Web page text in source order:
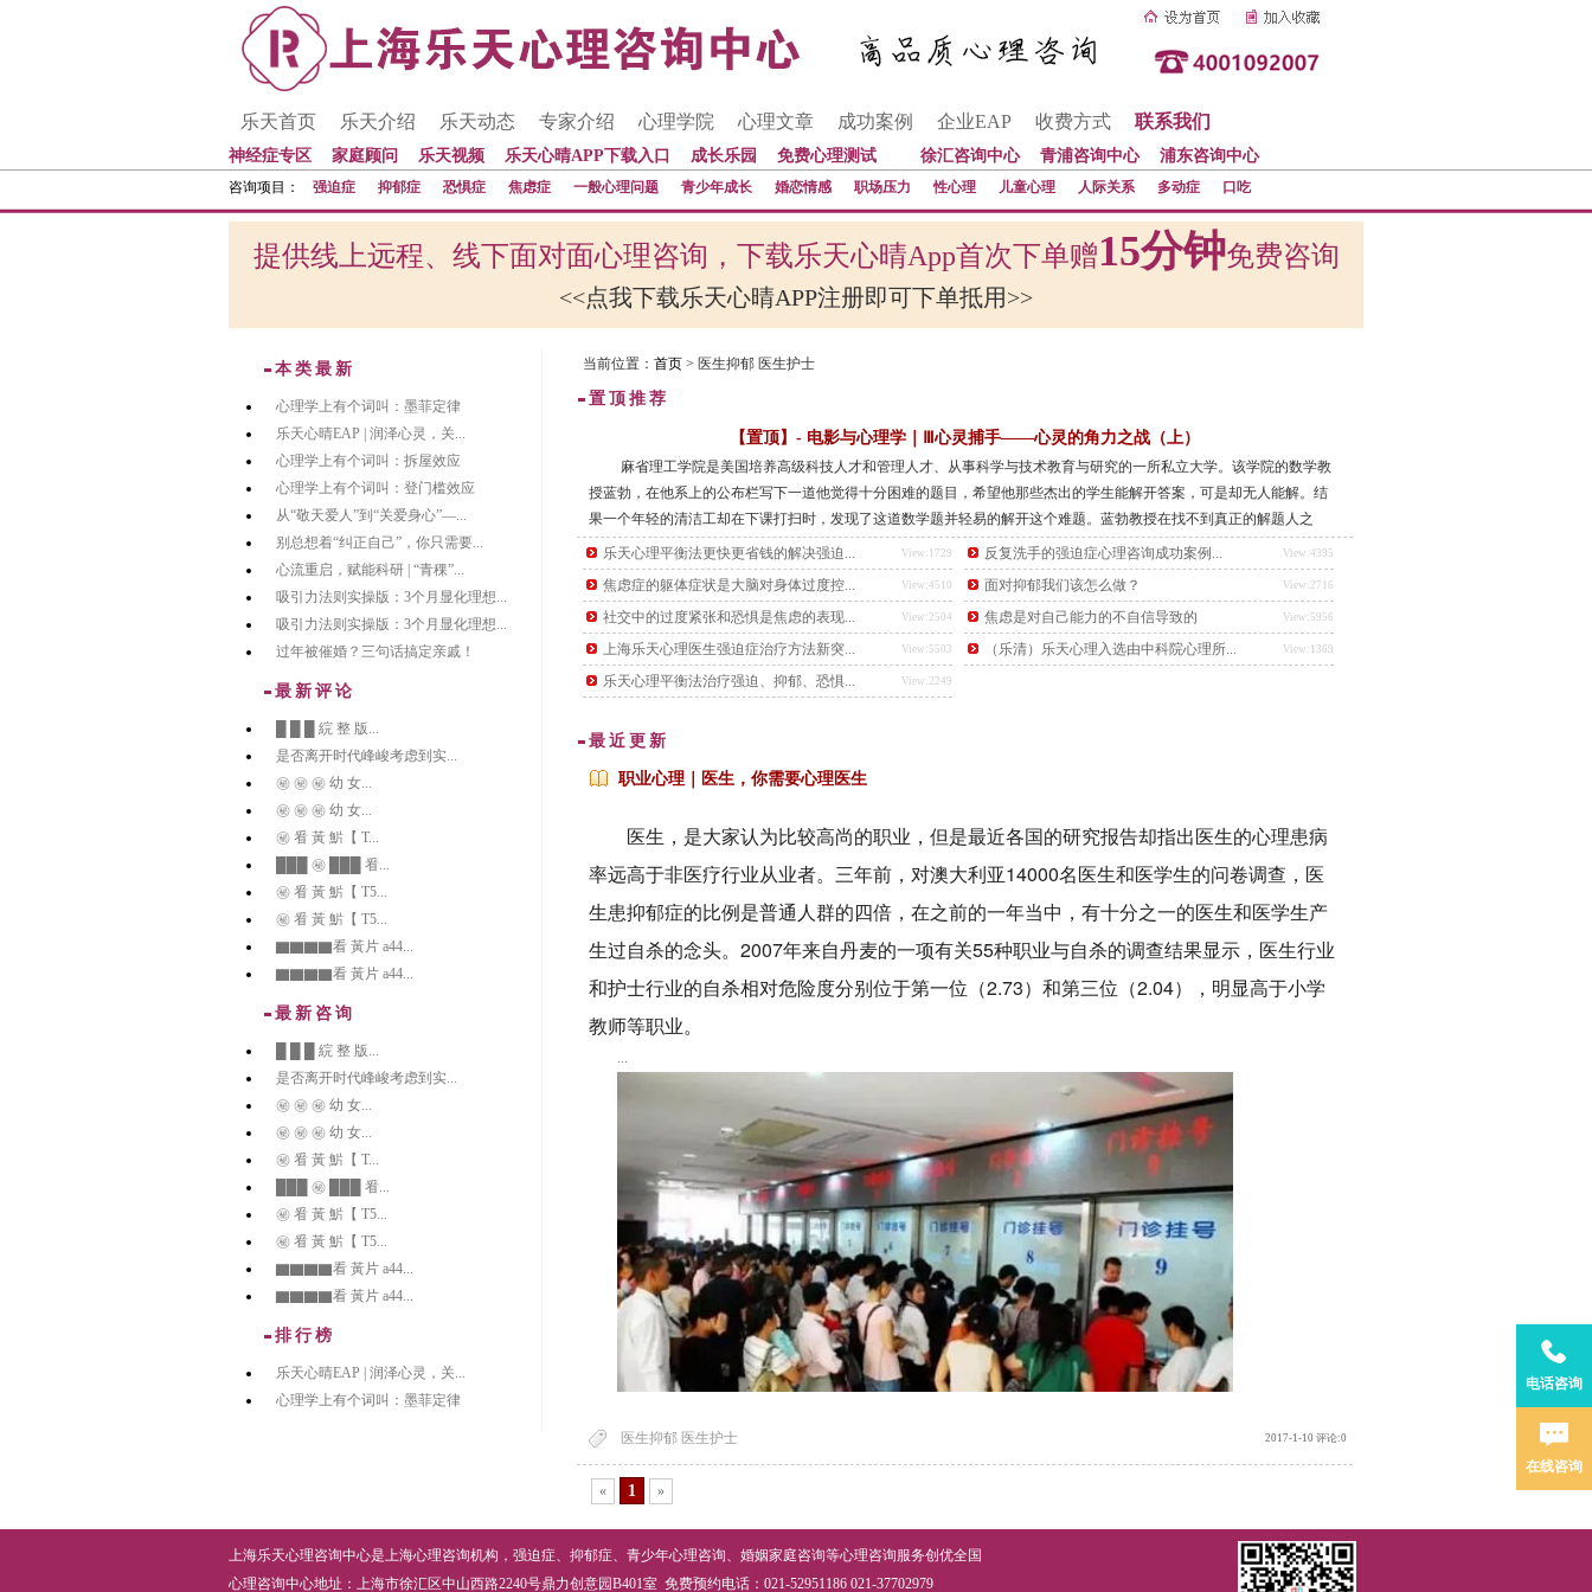
乐天首页 乐天介绍 乐天动态 专家介绍 心理学院 心理文章 成功案例 企业EAP 收费方式 联系我们
神经症专区 家庭顾问 乐天视频 乐天心晴APP下载入口 成长乐园 免费心理测试 徐汇咨询中心 青浦咨询中心 浦东咨询中心
咨询项目： 强迫症 抑郁症 恐惧症 焦虑症 一般心理问题 青少年成长 婚恋情感 职场压力 性心理 儿童心理 人际关系 多动症 口吃
提供线上远程、线下面对面心理咨询，下载乐天心晴App首次下单赠15分钟免费咨询
<<点我下载乐天心晴APP注册即可下单抵用>>
当前位置： 首页 > 医生抑郁 医生护士
置顶推荐
【置顶】- 电影与心理学｜Ⅲ心灵捕手——心灵的角力之战（上）
麻省理工学院是美国培养高级科技人才和管理人才、从事科学与技术教育与研究的一所私立大学。该学院的数学教
授蓝勃，在他系上的公布栏写下一道他觉得十分困难的题目，希望他那些杰出的学生能解开答案，可是却无人能解。结
果一个年轻的清洁工却在下课打扫时，发现了这道数学题并轻易的解开这个难题。蓝勃教授在找不到真正的解题人之
后，又下了另一道更难的题目，要找出这个数学天才。
...
View:1729
乐天心理平衡法更快更省钱的解决强迫... View:4395
反复洗手的强迫症心理咨询成功案例...
View:4510
焦虑症的躯体症状是大脑对身体过度控... View:2716
面对抑郁我们该怎么做？
View:2504
社交中的过度紧张和恐惧是焦虑的表现... View:5956
焦虑是对自己能力的不自信导致的
View:5503
上海乐天心理医生强迫症治疗方法新突... View:1369
（乐清）乐天心理入选由中科院心理所...
View:2249
乐天心理平衡法治疗强迫、抑郁、恐惧...
最近更新
职业心理｜医生，你需要心理医生
医生，是大家认为比较高尚的职业，但是最近各国的研究报告却指出医生的心理患病
率远高于非医疗行业从业者。三年前，对澳大利亚14000名医生和医学生的问卷调查，医
生患抑郁症的比例是普通人群的四倍，在之前的一年当中，有十分之一的医生和医学生产
生过自杀的念头。 2007年来自丹麦的一项有关55种职业与自杀的调查结果显示，医生行业
和护士行业的自杀相对危险度分别位于第一位（2.73）和第三位（2.04），明显高于小学
教师等职业。
...
2017-1-10 评论:0
医生抑郁 医生护士
« 1 »
本类最新
心理学上有个词叫：墨菲定律
乐天心晴EAP | 润泽心灵，关...
心理学上有个词叫：拆屋效应
心理学上有个词叫：登门槛效应
从“敬天爱人”到“关爱身心”—...
别总想着“纠正自己”，你只需要...
心流重启，赋能科研 | “青稞”...
吸引力法则实操版：3个月显化理想...
吸引力法则实操版：3个月显化理想...
过年被催婚？三句话搞定亲戚！
最新评论
█ █ █ 綄 整 版...
是否离开时代峰峻考虑到实...
㊙️ ㊙️ ㊙️ 幼 女...
㊙️ ㊙️ ㊙️ 幼 女...
㊙️ 㸔 黃 魸【 T...
███ ㊙️ ███ 㸔...
㊙️ 㸔 黃 魸【 T5...
㊙️ 㸔 黃 魸【 T5...
▇▇▇▇看 黃片 a44...
▇▇▇▇看 黃片 a44...
最新咨询
█ █ █ 綄 整 版...
是否离开时代峰峻考虑到实...
㊙️ ㊙️ ㊙️ 幼 女...
㊙️ ㊙️ ㊙️ 幼 女...
㊙️ 㸔 黃 魸【 T...
███ ㊙️ ███ 㸔...
㊙️ 㸔 黃 魸【 T5...
㊙️ 㸔 黃 魸【 T5...
▇▇▇▇看 黃片 a44...
▇▇▇▇看 黃片 a44...
排行榜
乐天心晴EAP | 润泽心灵，关...
心理学上有个词叫：墨菲定律
上海乐天心理咨询中心是上海心理咨询机构 ， 强迫症、 抑郁症、 青少年心理咨询、 婚姻家庭咨询等心理咨询服务创优全国
心理咨询中心地址：上海市徐汇区中山西路2240号鼎力创意园B401室 免费预约电话：021-52951186 021-37702979
电话咨询
在线咨询